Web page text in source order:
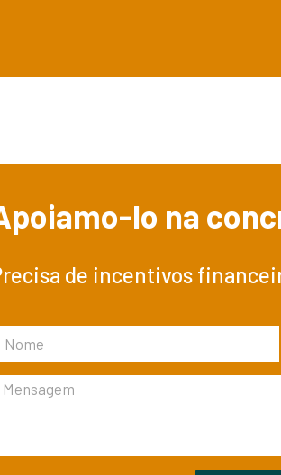
lo na
de incentivos